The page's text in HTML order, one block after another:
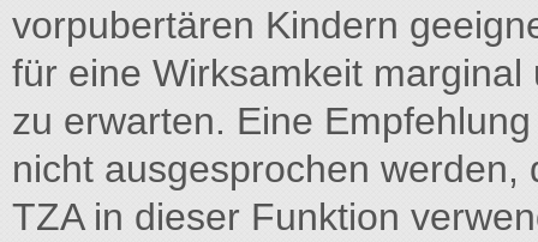
vorpubertären Kindern
für eine Wirksamkeit
zu erwarten. Eine
nicht ausgesprochen
TZA in dieser Funktion